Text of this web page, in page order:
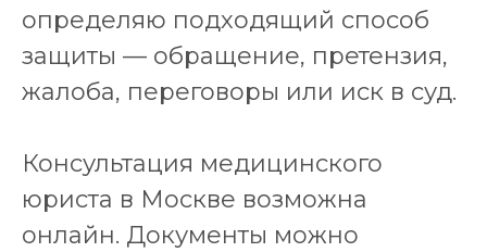
определяю подходящий способ
защиты — обращение, претензия,
жалоба, переговоры или иск в суд.
Консультация медицинского
юриста в Москве возможна
онлайн. Документы можно